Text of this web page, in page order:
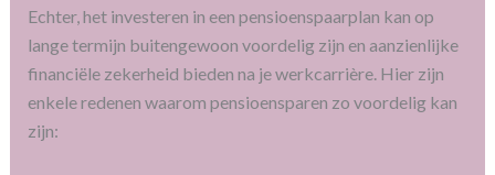
Echter, het investeren in een pensioenspaarplan kan op
lange termijn buitengewoon voordelig zijn en aanzienlijke
financiële zekerheid bieden na je werkcarrière. Hier zijn
enkele redenen waarom pensioensparen zo voordelig kan
zijn: